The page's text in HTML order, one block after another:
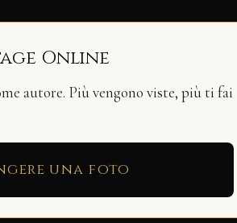
Online
autore. Più vengono viste, più ti fai
una foto